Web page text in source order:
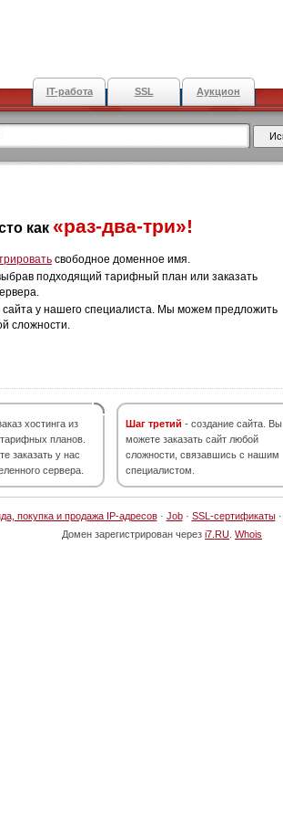
IT-работа SSL Аукцион
как «раз-два-три»!
свободное доменное имя.
подходящий тарифный план или заказать
сайта у нашего специалиста. Мы можем предложить
сложности.
хостинга из
планов.
заказать у нас
сервера.
Шаг третий - создание сайта. Вы
можете заказать сайт любой
сложности, связавшись с нашим
специалистом.
покупка и продажа IP-адресов· Job· SSL-сертификаты·
Домен зарегистрирован через i7.RU Whois